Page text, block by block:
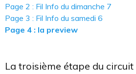
Page 2 : Fil Info du dimanche 7
Page 3 : Fil Info du samedi 6
Page 4 : la preview
La troisième étape du